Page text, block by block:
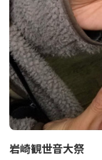
岩崎観世音大祭